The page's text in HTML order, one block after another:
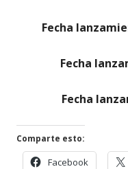
Fecha
Fecha
Fecha
Comparte esto:
Facebook